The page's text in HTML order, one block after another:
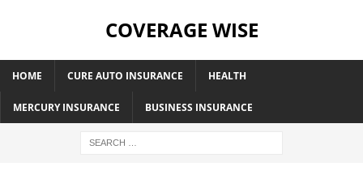
COVERAGE WISE
HOME CURE AUTO INSURANCE HEALTH
MERCURY INSURANCE BUSINESS INSURANCE